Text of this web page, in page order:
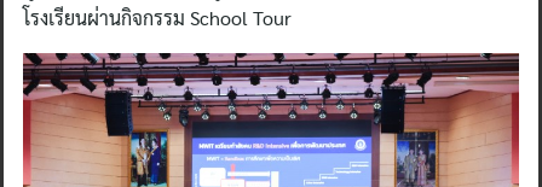
โรงเรียนผ่านกิจกรรม School Tour